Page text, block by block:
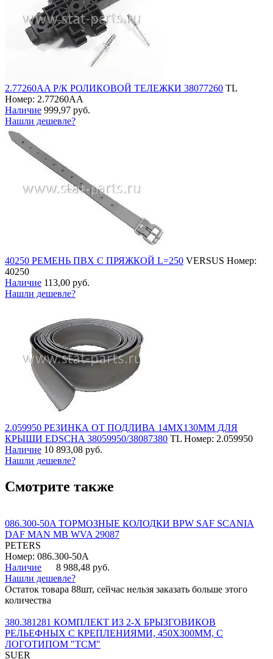
2.77260AA Р/К РОЛИКОВОЙ ТЕЛЕЖКИ 38077260 TL
Номер: 2.77260AA
Наличие 999,97 руб.
Нашли дешевле?
40250 РЕМЕНЬ ПВХ С ПРЯЖКОЙ L=250 VERSUS Номер:
40250
Наличие 113,00 руб.
Нашли дешевле?
2.059950 РЕЗИНКА ОТ ПОДЛИВА 14МХ130ММ ДЛЯ
КРЫШИ EDSCHA 38059950/38087380 TL Номер: 2.059950
Наличие 10 893,08 руб.
Нашли дешевле?
Смотрите также
086.300-50A ТОРМОЗНЫЕ КОЛОДКИ BPW SAF SCANIA
DAF MAN MB WVA 29087
PETERS
Номер: 086.300-50A
Наличие
8 988,48 руб.
Нашли дешевле?
Остаток товара 88шт, сейчас нельзя заказать больше этого
количества
380.381281 КОМПЛЕКТ ИЗ 2-Х БРЫЗГОВИКОВ
РЕЛЬЕФНЫХ С КРЕПЛЕНИЯМИ, 450Х300ММ, С
ЛОГОТИПОМ "ТСМ"
SUER